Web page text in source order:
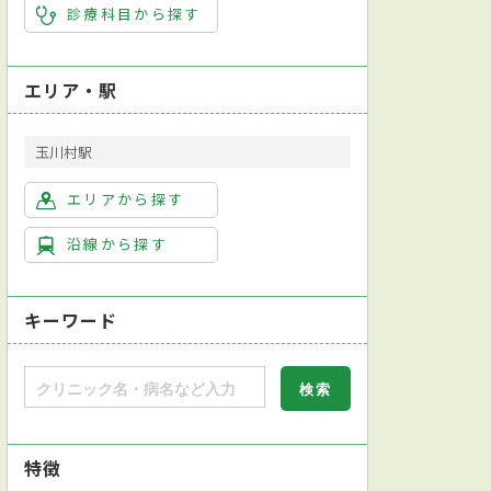
診療科目から探す
エリア・駅
玉川村駅
エリアから探す
沿線から探す
キーワード
特徴